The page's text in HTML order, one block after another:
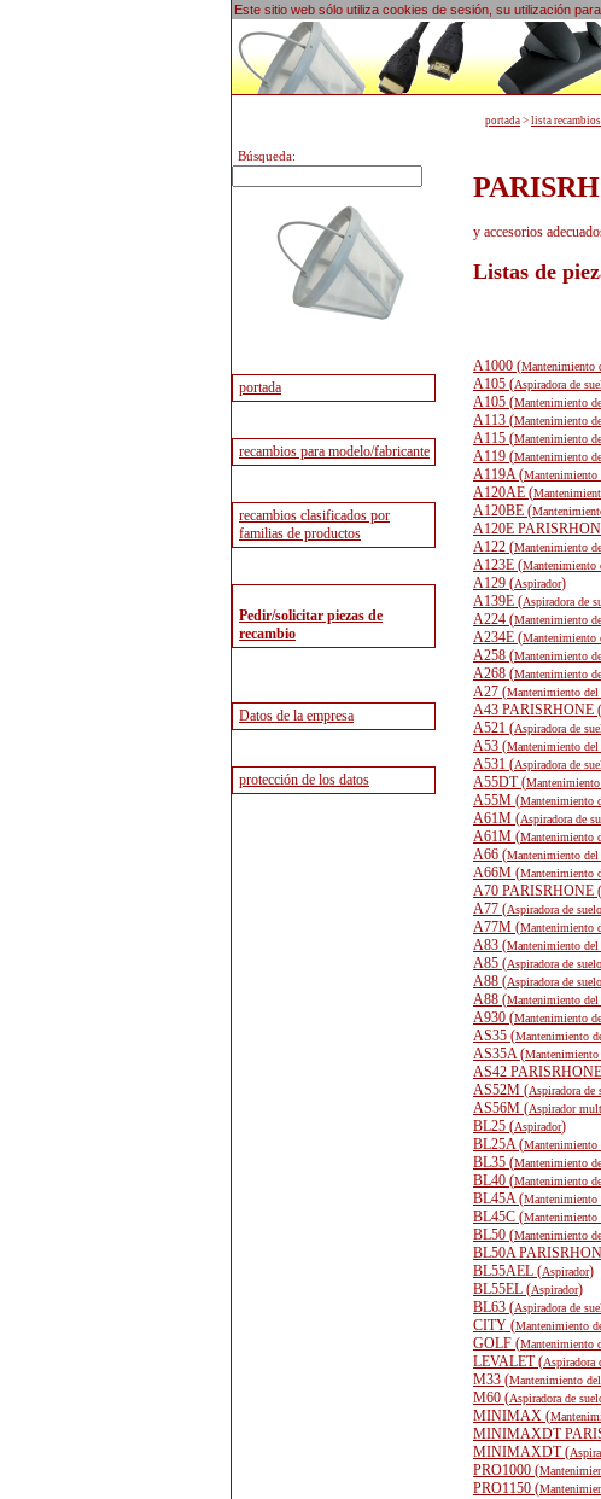
Este sitio web sólo utiliza cookies de sesión, su utilización
y accesorios
Listas de
A1000 (Mantenimiento
A105 (Aspiradora de
A105 (Mantenimiento
A113 (Mantenimiento
A115 (Mantenimiento
A119 (Mantenimiento
A119A (Mantenimiento
A120AE (
A120BE (
A120E
A122 (Mantenimiento
A123E (Mantenimiento
A129 (Aspirador)
A139E (Aspiradora de
A224 (Mantenimiento
A234E (Mantenimiento
A258 (Mantenimiento
A268 (Mantenimiento
A27 (Mantenimiento del
A43 PARISRHONE (
A521 (Aspiradora de
A53 (Mantenimiento del
A531 (Aspiradora de
A55DT (
A55M (Mantenimiento
A61M (Aspiradora de
A61M (Mantenimiento
A66 (Mantenimiento del
A66M (Mantenimiento
A70 PARISRHONE (
A77 (Aspiradora de
A77M (Mantenimiento
A83 (Mantenimiento del
A85 (Aspiradora de
A88 (Aspiradora de
A88 (Mantenimiento del
A930 (Mantenimiento
AS35 (Mantenimiento
AS35A (Mantenimiento
AS42
AS52M (Aspiradora de
AS56M (Aspirador
BL25 (Aspirador)
BL25A (Mantenimiento
BL35 (Mantenimiento
BL40 (Mantenimiento
BL45A (Mantenimiento
BL45C (Mantenimiento
BL50 (Mantenimiento
BL50A
BL55AEL (Aspirador)
BL55EL (Aspirador)
BL63 (Aspiradora de
CITY (Mantenimiento
GOLF (Mantenimiento
LEVALET (Aspiradora
M33 (Mantenimiento
M60 (Aspiradora de
MINIMAX (
MINIMAXDT
MINIMAXDT (
PRO1000 (
PRO1150 (
portada > lista
Búsqueda: